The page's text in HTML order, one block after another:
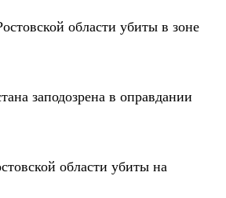
области убиты в зоне
заподозрена в оправдании
области убиты на